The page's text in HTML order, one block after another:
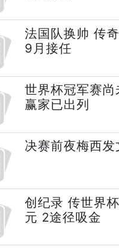
法国队换帅 传
9月接任
世界杯冠军赛尚
赢家已出列
决赛前夜梅西发
创纪录 传世界
元 2途径吸金